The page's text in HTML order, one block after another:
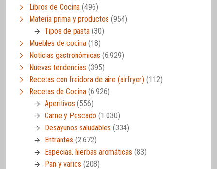
Libros de Cocina (496)
Materia prima y productos (954)
Tipos de pasta (30)
Muebles de cocina (18)
Noticias gastronómicas (6.929)
Nuevas tendencias (395)
Recetas con freidora de aire (airfryer) (112)
Recetas de Cocina (6.926)
Aperitivos (556)
Carne y Pescado (1.030)
Desayunos saludables (334)
Entrantes (2.672)
Especias, hierbas aromáticas (83)
Pan y varios (208)